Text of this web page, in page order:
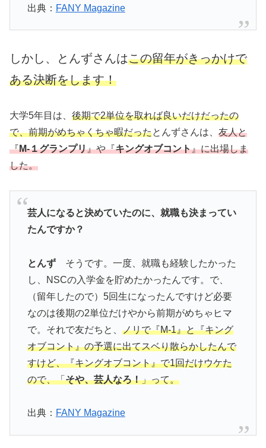
出典： FANY Magazine
しかし、 とんずさんはこの留年がきっかけで
ある決断をします！
大学5年目は、 後期で2単位を取れば良いだけだったの
で、前期がめちゃくちゃ暇だったとんずさんは、 友人と
『M-１グランプリ』や『キングオブコント』に出場しま
した。
芸人になると決めていたのに、就職も決まってい
たんですか？
とんずそうです。一度、就職も経験したかった
し、NSCの入学金を貯めたかったんです。で、
（留年したので）5回生になったんですけど必要
なのは後期の2単位だけやから前期がめちゃヒマ
で。それで友だちと、 ノリで『M-1』と『キング
オブコント』の予選に出てスベり散らかしたんで
すけど、『キングオブコント』で1回だけウケた
ので、「そや、芸人なろ！」って。
出典： FANY Magazine